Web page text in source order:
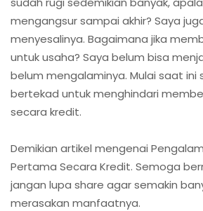
mengangsur sampai akhir? Saya
menyesalinya. Bagaimana jika
untuk usaha? Saya belum bisa
belum mengalaminya. Mulai saat ini
bertekad untuk menghindari
secara kredit.
Demikian artikel mengenai
Pertama Secara Kredit. Semoga
jangan lupa share agar semakin
merasakan manfaatnya.